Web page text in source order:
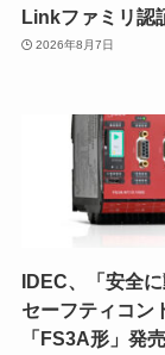
Linkファミリ認
2026年8月7日
IDEC、「安全に
セーフティコン
「FS3A形」発